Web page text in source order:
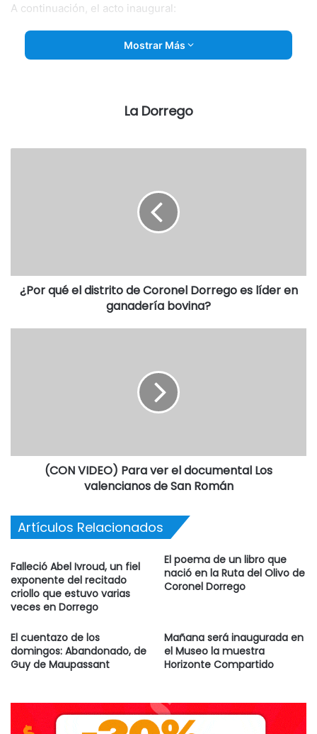
A continuación, el acto inaugural:
Mostrar Más
La Dorrego
¿Por qué el distrito de Coronel Dorrego es líder en
ganadería bovina?
(CON VIDEO) Para ver el documental Los
valencianos de San Román
Artículos Relacionados
Falleció Abel Ivroud, un fiel
exponente del recitado
criollo que estuvo varias
veces en Dorrego
El poema de un libro que
nació en la Ruta del Olivo de
Coronel Dorrego
El cuentazo de los
domingos: Abandonado, de
Guy de Maupassant
Mañana será inaugurada en
el Museo la muestra
Horizonte Compartido